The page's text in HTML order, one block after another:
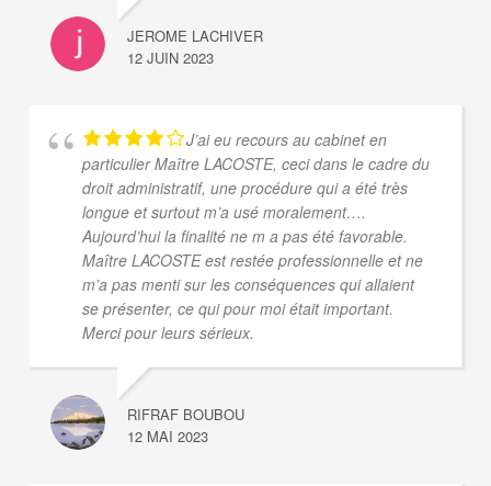
JEROME LACHIVER
12 JUIN 2023
J’ai eu recours au cabinet en
particulier Maître LACOSTE, ceci dans le cadre du
droit administratif, une procédure qui a été très
longue et surtout m’a usé moralement….
Aujourd’hui la finalité ne m a pas été favorable.
Maître LACOSTE est restée professionnelle et ne
m’a pas menti sur les conséquences qui allaient
se présenter, ce qui pour moi était important.
Merci pour leurs sérieux.
RIFRAF BOUBOU
12 MAI 2023